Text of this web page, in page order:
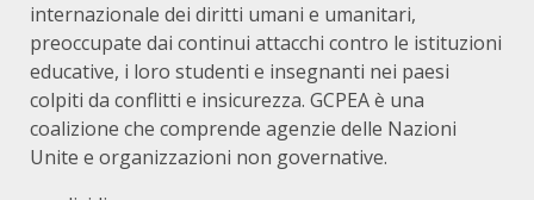
internazionale dei diritti umani e umanitari,
preoccupate dai continui attacchi contro le istituzioni
educative, i loro studenti e insegnanti nei paesi
colpiti da conflitti e insicurezza. GCPEA è una
coalizione che comprende agenzie delle Nazioni
Unite e organizzazioni non governative.